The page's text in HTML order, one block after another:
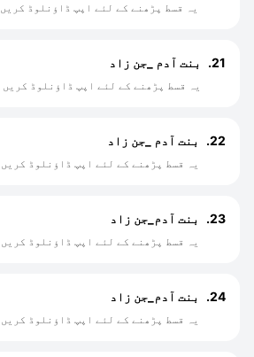
یہ قسط پڑھنے کے لئے اپپ ڈاؤنلوڈ کریں
21. بنت آدم _جن زاد
یہ قسط پڑھنے کے لئے اپپ ڈاؤنلوڈ کریں
22. بنت آدم _جن زاد
یہ قسط پڑھنے کے لئے اپپ ڈاؤنلوڈ کریں
23. بنت آدم_جن زاد
یہ قسط پڑھنے کے لئے اپپ ڈاؤنلوڈ کریں
24. بنت آدم_جن زاد
یہ قسط پڑھنے کے لئے اپپ ڈاؤنلوڈ کریں